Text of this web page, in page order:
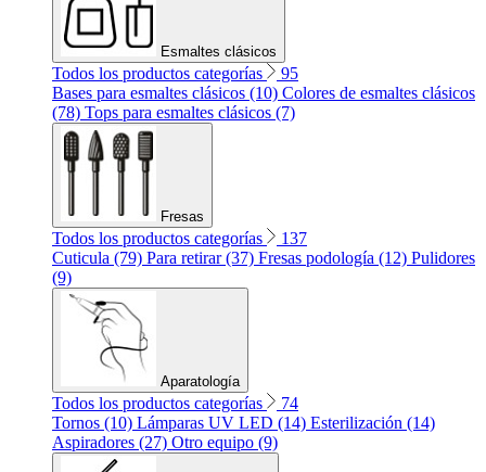
Esmaltes clásicos
Todos los productos categorías
95
Bases para esmaltes clásicos (10) Colores de esmaltes clásicos
(78) Tops para esmaltes clásicos (7)
Fresas
Todos los productos categorías
137
Cuticula (79) Para retirar (37) Fresas podología (12) Pulidores
(9)
Aparatología
Todos los productos categorías
74
Tornos (10) Lámparas UV LED (14) Esterilización (14)
Aspiradores (27) Otro equipo (9)